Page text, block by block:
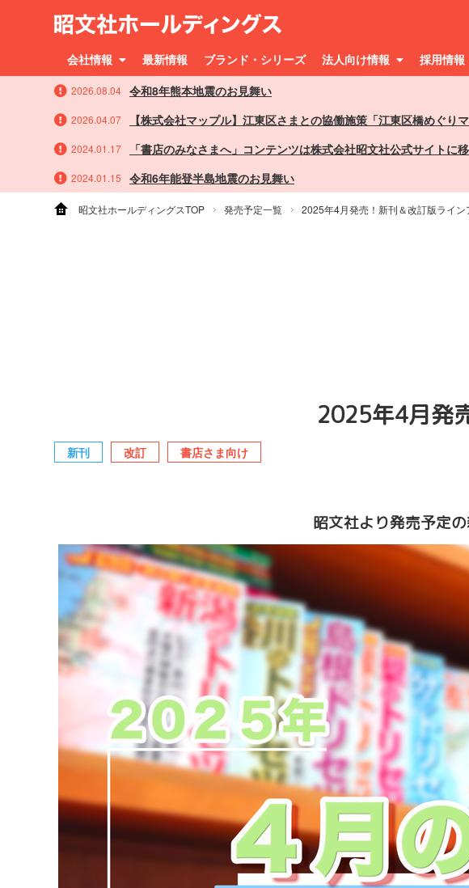
会社情報 最新情報 ブランド・シリーズ 法人向け情報 採用情報
2026.08.04 令和8年熊本地震のお見舞い
2026.04.07 【株式会社マップル】江東区さまとの協働施策「江東区橋めぐ
2024.01.17 「書店のみなさまへ」コンテンツは株式会社昭文社公式サイトに
2024.01.15 令和6年能登半島地震のお見舞い
昭文社ホールディングスTOP 発売予定一覧 2025年4月発売！新刊＆改訂版ライン
2025年4月発
新刊 改訂 書店さま向け
昭文社より発売予定